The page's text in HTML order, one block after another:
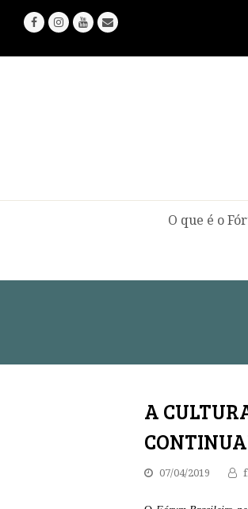
FacebookInstagram
YoutubeEmail
O que é o
A
07/04/2019